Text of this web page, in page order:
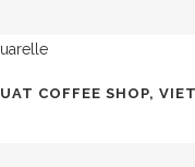
COFFEE SHOP,